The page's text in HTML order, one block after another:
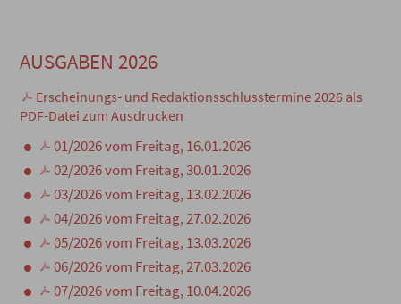
AUSGABEN 2026
Erscheinungs- und Redaktionsschlusstermine 2026 als
PDF-Datei zum Ausdrucken
01/2026 vom Freitag, 16.01.2026
02/2026 vom Freitag, 30.01.2026
03/2026 vom Freitag, 13.02.2026
04/2026 vom Freitag, 27.02.2026
05/2026 vom Freitag, 13.03.2026
06/2026 vom Freitag, 27.03.2026
07/2026 vom Freitag, 10.04.2026